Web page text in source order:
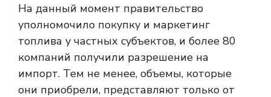
На данный момент правительство
уполномочило покупку и маркетинг
топлива у частных субъектов, и более 80
компаний получили разрешение на
импорт. Тем не менее, объемы, которые
они приобрели, представляют только от